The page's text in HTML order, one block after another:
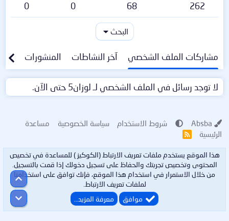
262
68
0
0
البحث
مشاركات الملف الشخصي آخر النشاطات المنشورات
لا توجد رسائل في الملف الشخصي لـ لوزان5 حتى الآن.
شروط الاستخدام سياسة الخصوصية
مساعدة
الرئيسية
R
هذا الموقع يستخدم ملفات تعريف الارتباط (الكوكيز ) للمساعدة في تخصيص
المحتوى وتخصيص تجربتك والحفاظ على تسجيل دخولك إذا قمت بالتسجيل.
من خلال الاستمرار في استخدام هذا الموقع، فإنك توافق على استخدامنا
لملفات تعريف الارتباط.
موافق
معرفة المزيد…
أعلى